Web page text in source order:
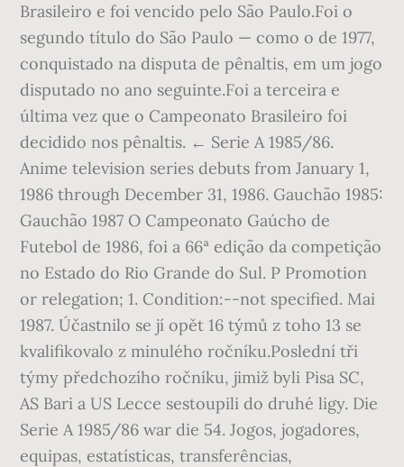
Brasileiro e foi vencido pelo São Paulo.Foi o
segundo título do São Paulo — como o de 1977,
conquistado na disputa de pênaltis, em um jogo
disputado no ano seguinte.Foi a terceira e
última vez que o Campeonato Brasileiro foi
decidido nos pênaltis. ← Serie A 1985/86.
Anime television series debuts from January 1,
1986 through December 31, 1986. Gauchão 1985:
Gauchão 1987 O Campeonato Gaúcho de
Futebol de 1986, foi a 66ª edição da competição
no Estado do Rio Grande do Sul. P Promotion
or relegation; 1. Condition:--not specified. Mai
1987. Účastnilo se jí opět 16 týmů z toho 13 se
kvalifikovalo z minulého ročníku.Poslední tři
týmy předchozího ročníku, jimiž byli Pisa SC,
AS Bari a US Lecce sestoupili do druhé ligy. Die
Serie A 1985/86 war die 54. Jogos, jogadores,
equipas, estatísticas, transferências,